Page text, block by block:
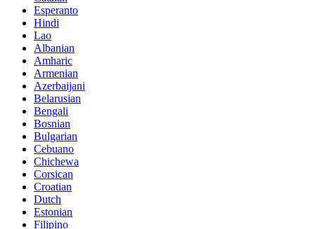
Esperanto
Hindi
Lao
Albanian
Amharic
Armenian
Azerbaijani
Belarusian
Bengali
Bosnian
Bulgarian
Cebuano
Chichewa
Corsican
Croatian
Dutch
Estonian
Filipino